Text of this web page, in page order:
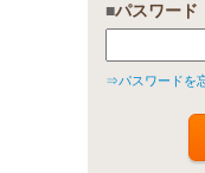
■パスワード
⇒パスワードを